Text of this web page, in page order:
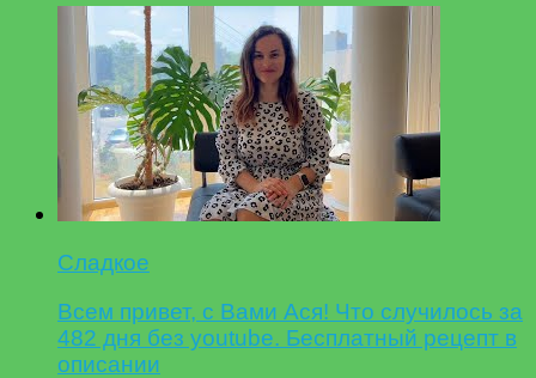
Сладкое
Всем привет, с Вами Ася! Что случилось за
482 дня без youtube. Бесплатный рецепт в
описании